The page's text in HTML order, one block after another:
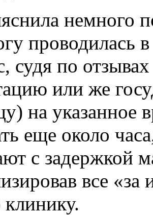
немного
проводилась
судя по
или же
на
еще около
с задержкой
все